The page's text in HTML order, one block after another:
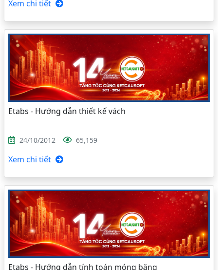
Xem chi tiết
Etabs - Hướng dẫn thiết kế vách
24/10/2012 65,159
Xem chi tiết
Etabs - Hướng dẫn tính toán móng băng